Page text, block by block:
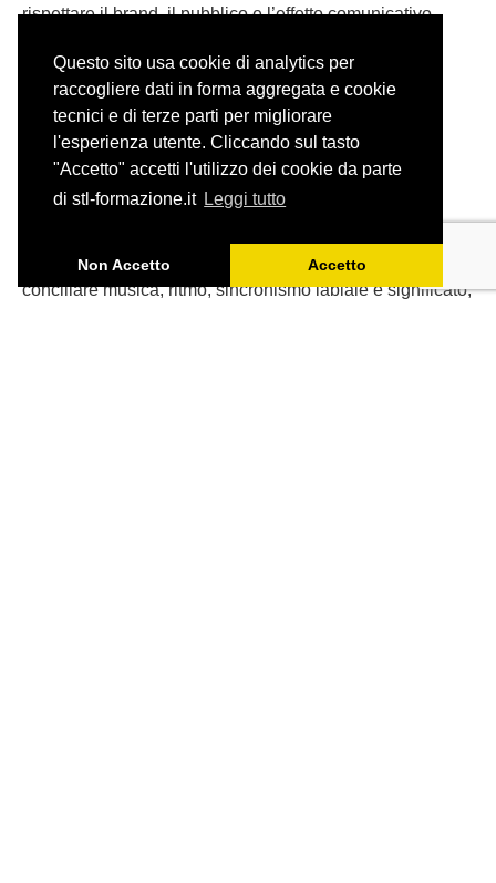
Questo sito usa cookie di analytics per
raccogliere dati in forma aggregata e cookie
tecnici e di terze parti per migliorare
l'esperienza utente. Cliccando sul tasto
"Accetto" accetti l'utilizzo dei cookie da parte
di stl-formazione.it Leggi tutto
Non Accetto Accetto
rispettare il brand, il pubblico e l’effetto comunicativo
Adattare una canzone: il caso
Tradurre una canzone per il doppiaggio significa
conciliare musica, ritmo, sincronismo labiale e significato,